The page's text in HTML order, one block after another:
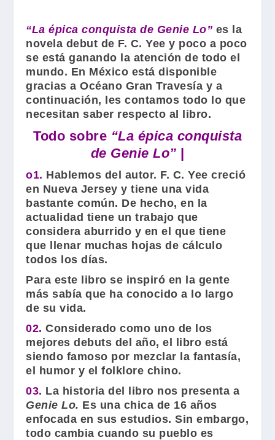
“La épica conquista de Genie Lo” es la
novela debut de F. C. Yee y poco a poco
se está ganando la atención de todo el
mundo. En México está disponible
gracias aOcéano Gran Travesía y a
continuación, les contamos todo lo que
necesitan saber respecto al libro.
Todo sobre “La épica conquista
de Genie Lo” |
o1. Hablemos del autor. F. C. Yee creció
en Nueva Jersey y tiene una vida
bastante común. De hecho, en la
actualidad tiene un trabajo que
considera aburrido y en el que tiene
que llenar muchas hojas de cálculo
todos los días.
Para este libro se inspiró en la gente
más sabía que ha conocido a lo largo
de su vida.
02. Considerado como uno de los
mejores debuts del año, el libro está
siendo famoso por mezclar la fantasía,
el humor y el folklore chino.
03. La historia del libro nos presenta a
Genie Lo. Es una chica de 16 años
enfocada en sus estudios. Sin embargo,
todo cambia cuando su pueblo es